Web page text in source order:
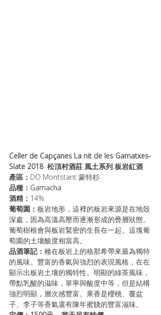
Celler de Capçanes La nit de les Garnatxes-
Slate 2018  松頂村酒莊 風土系列 板岩紅酒
產區： DO Montstant 蒙特杉
品種： Garnacha
酒精： 14%
葡萄園： 板岩地形，這裡的板岩來源是在地殼
深處，因為高溫高壓而逐漸形成的疊層狀態。
葡萄樹根會與板岩緊密的生長在一起。這塊葡
萄園的土壤酸度相當高。
品酒筆記： 種在板岩上的格那希帶來最為獨特
的風味。豐富的香氣與強烈的表現風格，在在
顯示出板岩土壤的獨特性。明顯的綠茶風味，
帶點乳酸的滋味，單寧與酸度中等，但是結構
強烈明顯，層次感豐富。果香是櫻桃、覆盆
子、李子等香氣還有陳年蜜餞的豐富滋味。